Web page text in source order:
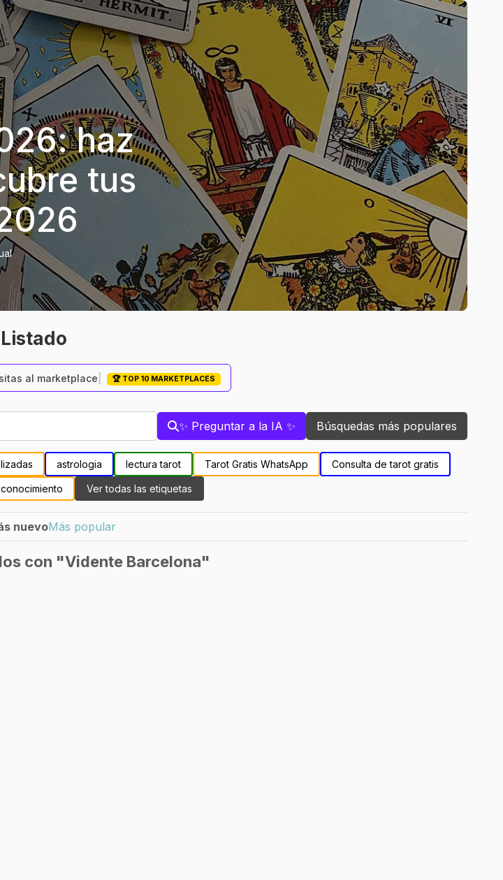
haz
tus
Listado
al marketplace 🏆 TOP 10 MARKETPLACES
✨ Preguntar a la IA ✨ Búsquedas más populares
astrologia lectura tarot Tarot Gratis WhatsApp Consulta de tarot gratis
Ver todas las etiquetas
nuevoMás popular
con "Vidente Barcelona"